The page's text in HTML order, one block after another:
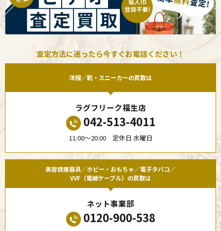
査定方法に迷ったら今すぐお電話ください！
洋服／靴・スニーカーの買取は
ラグフリーク福生店
042-513-4011
11:00〜20:00 定休日 水曜日
美容健康器具／ホビー・おもちゃ／電子タバコ／
VVF（電線ケーブル）の買取は
ネット事業部
0120-900-538